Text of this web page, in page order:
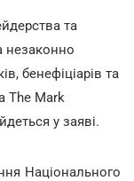
та
незаконно
бенефіціарів та
The Mark
у заяві.
Національного